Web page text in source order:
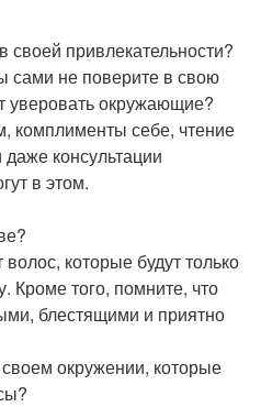
своей привлекательности?
сами не поверите в свою
уверовать окружающие?
комплименты себе, чтение
консультации
в этом.
которые будут только
Кроме того, помните, что
блестящими и приятно
окружении, которые